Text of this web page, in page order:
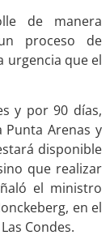
de manera
proceso de
urgencia que el
y por 90 días,
Punta Arenas y
disponible
que realizar
el ministro
en el
Condes.